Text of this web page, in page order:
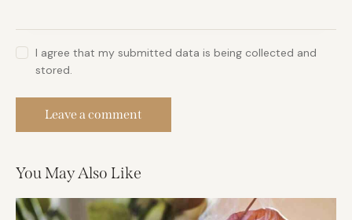
I agree that my submitted data is being collected and
stored.
You May Also Like